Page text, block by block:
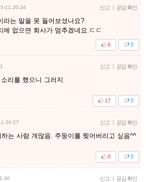
11 20:34 신고 | 공감 확인
라는 말을 못 들어보셨나요?
에 없으면 회사가 멈추겠네요.ㄷㄷ
0
6
신고 | 공감 확인
리를 했으니 그러지
0
17
20:27 신고 | 공감 확인
는 사람 개많음. 주둥이를 찢어버리고 싶음^^
0
8
신고 | 공감 확인